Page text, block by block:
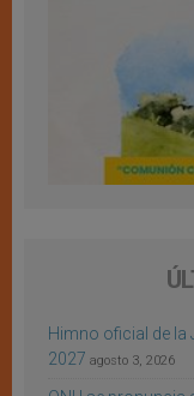
Himno oficial de la
2027 agosto 3, 2026